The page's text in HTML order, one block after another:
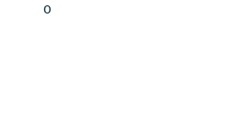
0